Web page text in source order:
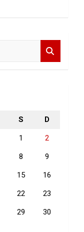
S D
1 2
8 9
15 16
22 23
29 30